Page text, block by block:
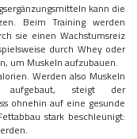
kann die
Beim Training werden
sie einen Wachstumsreiz
durch Whey oder
um Muskeln aufzubauen.
Werden also Muskeln
aufgebaut, steigt der
ohnehin auf eine gesunde
stark beschleunigt: